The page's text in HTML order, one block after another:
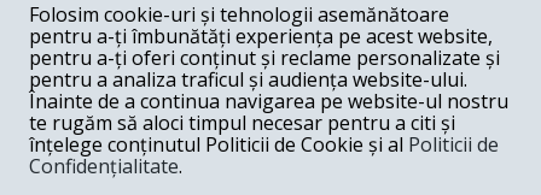
Liderul PSD nu a vrut sa spuna cine sunt
cei care ticluiesc acest plan, dar a
rabufnit din nou impotriva companiilor
straine si multinationalelor.
Folosim cookie-uri și tehnologii asemănătoare
pentru a-ți îmbunătăți experiența pe acest website,
pentru a-ți oferi conținut și reclame personalizate și
pentru a analiza traficul și audiența website-ului.
Înainte de a continua navigarea pe website-ul nostru
te rugăm să aloci timpul necesar pentru a citi și
înțelege conținutul Politicii de Cookie și al Politicii de
Confidențialitate.